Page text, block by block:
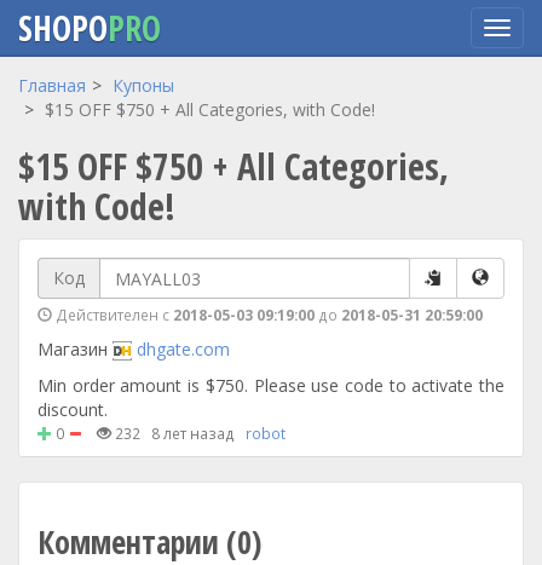
Перейти
содержанию
SHOPOPRO
Главная
Купоны
$15 OFF $750 + All Categories, with Code!
$15 OFF $750 + All Categories,
with Code!
Код
Действителен с 2018-05-03 09:19:00 до 2018-05-31 20:59:00
Магазин
dhgate.com
Min order amount is $750. Please use code to activate the
discount.
0 232 8 лет назад robot
Комментарии (0)